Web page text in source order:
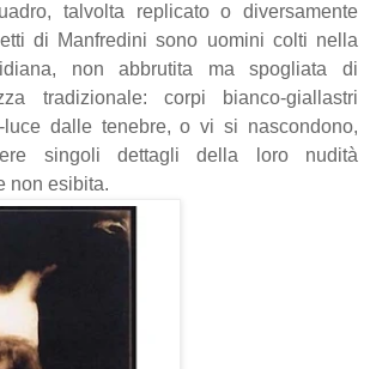
talvolta replicato o diversamente
di Manfredini sono uomini colti nella
non abbrutita ma spogliata di
tradizionale: corpi bianco-giallastri
dalle tenebre, o vi si nascondono,
singoli dettagli della loro nudità
non esibita.